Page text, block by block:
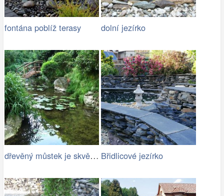
fontána poblíž terasy dolní jezírko
dřevěný můstek je skvělým doplňkem… Břidlicové jezírko